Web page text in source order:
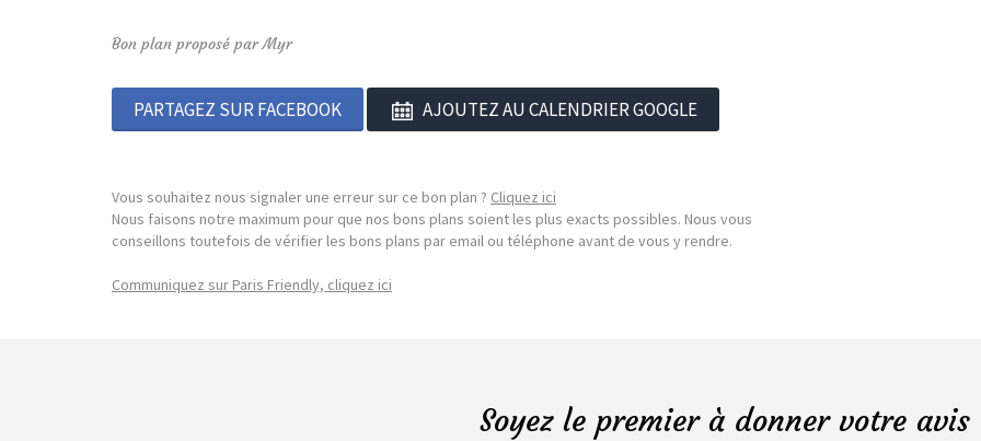
Bon plan proposé par Myr
PARTAGEZ SUR FACEBOOK AJOUTEZ AU CALENDRIER GOOGLE
Vous souhaitez nous signaler une erreur sur ce bon plan ? Cliquez ici
Nous faisons notre maximum pour que nos bons plans soient les plus exacts possibles. Nous vous
conseillons toutefois de vérifier les bons plans par email ou téléphone avant de vous y rendre.
Communiquez sur Paris Friendly, cliquez ici
Soyez le premier à donner votre